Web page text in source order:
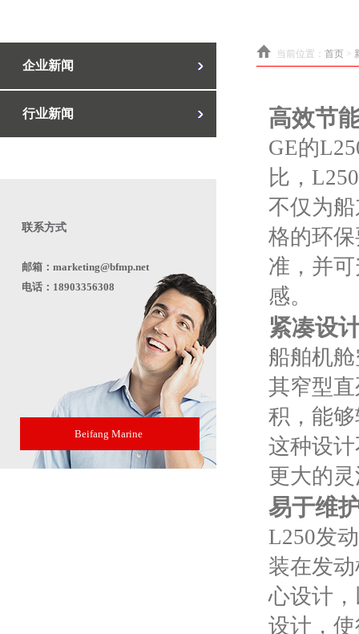
企业新闻
行业新闻
联系方式
邮箱：marketing@bfmp.net
电话：18903356308
Beifang Marine
当前位置： 首页 >
高效节
GE的
比，
不仅为
格的环
准，并
感。
紧凑设
船舶机
其窄型
积，能
这种设
更大的
易于维
L250发
装在发
心设计
设计，